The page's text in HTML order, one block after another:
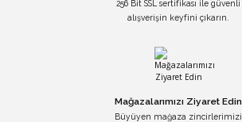
256 Bit SSL sertifikası ile güvenli
alışverişin keyfini çıkarın.
Mağazalarımızı Ziyaret Edin
Büyüyen mağaza zincirlerimizi